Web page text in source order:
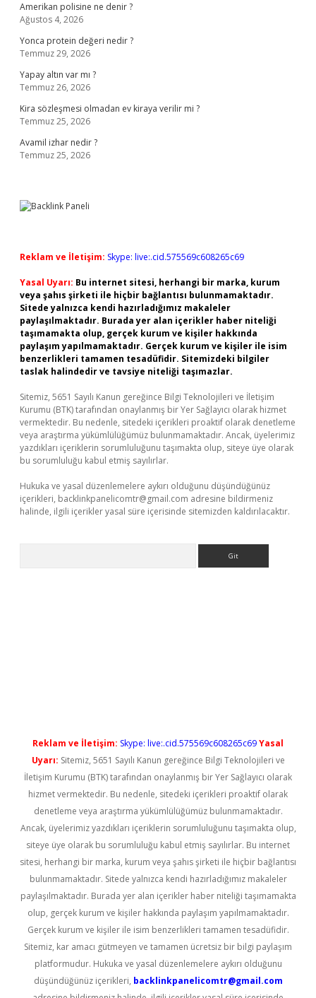
Amerikan polisine ne denir ?
Ağustos 4, 2026
Yonca protein değeri nedir ?
Temmuz 29, 2026
Yapay altın var mı ?
Temmuz 26, 2026
Kira sözleşmesi olmadan ev kiraya verilir mi ?
Temmuz 25, 2026
Avamil izhar nedir ?
Temmuz 25, 2026
Reklam ve İletişim: Skype: live:.cid.575569c608265c69
Yasal Uyarı: Bu internet sitesi, herhangi bir marka, kurum
veya şahıs şirketi ile hiçbir bağlantısı bulunmamaktadır.
Sitede yalnızca kendi hazırladığımız makaleler
paylaşılmaktadır. Burada yer alan içerikler haber niteliği
taşımamakta olup, gerçek kurum ve kişiler hakkında
paylaşım yapılmamaktadır. Gerçek kurum ve kişiler ile isim
benzerlikleri tamamen tesadüfidir. Sitemizdeki bilgiler
taslak halindedir ve tavsiye niteliği taşımazlar.
Sitemiz, 5651 Sayılı Kanun gereğince Bilgi Teknolojileri ve İletişim
Kurumu (BTK) tarafından onaylanmış bir Yer Sağlayıcı olarak hizmet
vermektedir. Bu nedenle, sitedeki içerikleri proaktif olarak denetleme
veya araştırma yükümlülüğümüz bulunmamaktadır. Ancak, üyelerimiz
yazdıkları içeriklerin sorumluluğunu taşımakta olup, siteye üye olarak
bu sorumluluğu kabul etmiş sayılırlar.
Hukuka ve yasal düzenlemelere aykırı olduğunu düşündüğünüz
içerikleri, backlinkpanelicomtr@gmail.com adresine bildirmeniz
halinde, ilgili içerikler yasal süre içerisinde sitemizden kaldırılacaktır.
Reklam ve İletişim: Skype: live:.cid.575569c608265c69Yasal
Uyarı: Sitemiz, 5651 Sayılı Kanun gereğince Bilgi Teknolojileri ve
İletişim Kurumu (BTK) tarafından onaylanmış bir Yer Sağlayıcı olarak
hizmet vermektedir. Bu nedenle, sitedeki içerikleri proaktif olarak
denetleme veya araştırma yükümlülüğümüz bulunmamaktadır.
Ancak, üyelerimiz yazdıkları içeriklerin sorumluluğunu taşımakta olup,
siteye üye olarak bu sorumluluğu kabul etmiş sayılırlar. Bu internet
sitesi, herhangi bir marka, kurum veya şahıs şirketi ile hiçbir bağlantısı
bulunmamaktadır. Sitede yalnızca kendi hazırladığımız makaleler
paylaşılmaktadır. Burada yer alan içerikler haber niteliği taşımamakta
olup, gerçek kurum ve kişiler hakkında paylaşım yapılmamaktadır.
Gerçek kurum ve kişiler ile isim benzerlikleri tamamen tesadüfidir.
Sitemiz, kar amacı gütmeyen ve tamamen ücretsiz bir bilgi paylaşım
platformudur. Hukuka ve yasal düzenlemelere aykırı olduğunu
düşündüğünüz içerikleri, backlinkpanelicomtr@gmail.com